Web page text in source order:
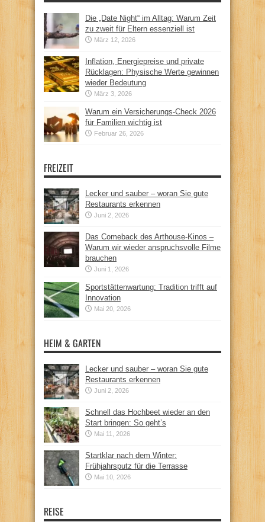
Die „Date Night“ im Alltag: Warum Zeit
zu zweit für Eltern essenziell ist
März 12, 2026
Inflation, Energiepreise und private
Rücklagen: Physische Werte gewinnen
wieder Bedeutung
März 3, 2026
Warum ein Versicherungs-Check 2026
für Familien wichtig ist
Februar 26, 2026
FREIZEIT
Lecker und sauber – woran Sie gute
Restaurants erkennen
Juni 2, 2026
Das Comeback des Arthouse-Kinos –
Warum wir wieder anspruchsvolle Filme
brauchen
Juni 1, 2026
Sportstättenwartung: Tradition trifft auf
Innovation
Mai 20, 2026
HEIM & GARTEN
Lecker und sauber – woran Sie gute
Restaurants erkennen
Juni 2, 2026
Schnell das Hochbeet wieder an den
Start bringen: So geht’s
Mai 11, 2026
Startklar nach dem Winter:
Frühjahrsputz für die Terrasse
Mai 10, 2026
REISE